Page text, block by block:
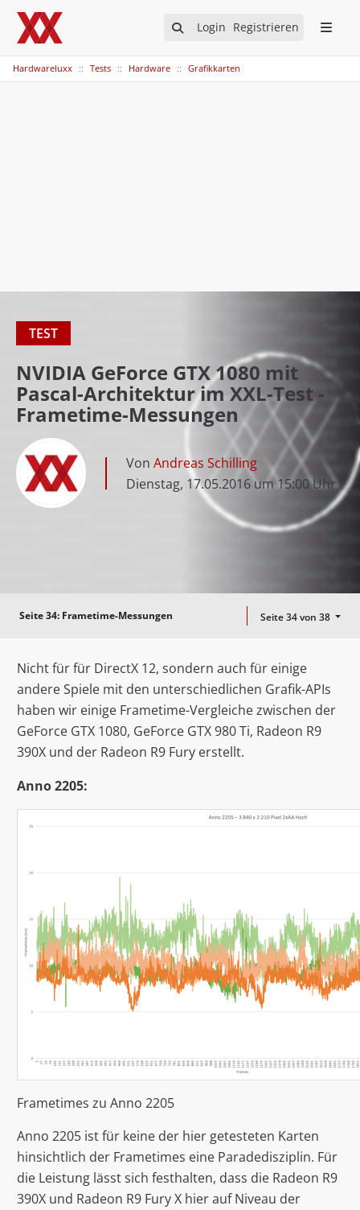
Login Registrieren
Hardwareluxx Tests Hardware Grafikkarten
TEST
NVIDIA GeForce GTX 1080 mit
Pascal-Architektur im XXL-Test -
Frametime-Messungen
Von Andreas Schilling
Dienstag, 17.05.2016 um 15:00 Uhr
Seite 34: Frametime-Messungen Seite 34 von 38
Nicht für für DirectX 12, sondern auch für einige
andere Spiele mit den unterschiedlichen Grafik-APIs
haben wir einige Frametime-Vergleiche zwischen der
GeForce GTX 1080, GeForce GTX 980 Ti, Radeon R9
390X und der Radeon R9 Fury erstellt.
Anno 2205:
Frametimes zu Anno 2205
Anno 2205 ist für keine der hier getesteten Karten
hinsichtlich der Frametimes eine Paradedisziplin. Für
die Leistung lässt sich festhalten, dass die Radeon R9
390X und Radeon R9 Fury X hier auf Niveau der